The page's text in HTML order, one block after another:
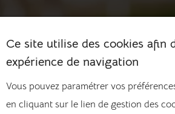
Ce site utilise des cookies afin
expérience de navigation
Vous pouvez paramétrer vos
en cliquant sur le lien de gestion des